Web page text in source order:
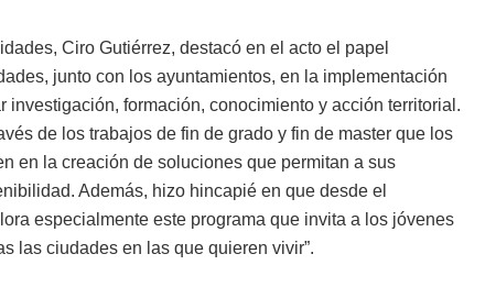
Ciro Gutiérrez, destacó en el acto el papel
junto con los ayuntamientos, en la implementación
investigación, formación, conocimiento y acción territorial.
de los trabajos de fin de grado y fin de master que los
en la creación de soluciones que permitan a sus
Además, hizo hincapié en que desde el
especialmente este programa que invita a los jóvenes
las ciudades en las que quieren vivir”.